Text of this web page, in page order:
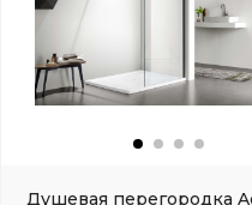
Душевая перегородка